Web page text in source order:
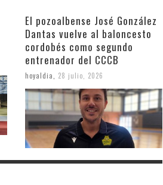
El pozoalbense José González
Dantas vuelve al baloncesto
cordobés como segundo
entrenador del CCCB
hoyaldia 28 julio, 2026